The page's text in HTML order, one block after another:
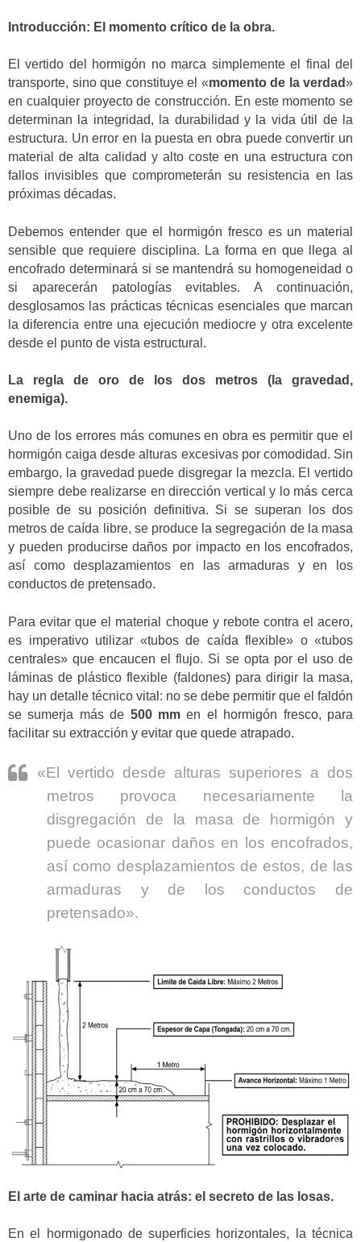
Introducción: El momento crítico de la obra.
El vertido del hormigón no marca simplemente el final del
transporte, sino que constituye el «momento de la verdad»
en cualquier proyecto de construcción. En este momento se
determinan la integridad, la durabilidad y la vida útil de la
estructura. Un error en la puesta en obra puede convertir un
material de alta calidad y alto coste en una estructura con
fallos invisibles que comprometerán su resistencia en las
próximas décadas.
Debemos entender que el hormigón fresco es un material
sensible que requiere disciplina. La forma en que llega al
encofrado determinará si se mantendrá su homogeneidad o
si aparecerán patologías evitables. A continuación,
desglosamos las prácticas técnicas esenciales que marcan
la diferencia entre una ejecución mediocre y otra excelente
desde el punto de vista estructural.
La regla de oro de los dos metros (la gravedad,
enemiga).
Uno de los errores más comunes en obra es permitir que el
hormigón caiga desde alturas excesivas por comodidad. Sin
embargo, la gravedad puede disgregar la mezcla. El vertido
siempre debe realizarse en dirección vertical y lo más cerca
posible de su posición definitiva. Si se superan los dos
metros de caída libre, se produce la segregación de la masa
y pueden producirse daños por impacto en los encofrados,
así como desplazamientos en las armaduras y en los
conductos de pretensado.
Para evitar que el material choque y rebote contra el acero,
es imperativo utilizar «tubos de caída flexible» o «tubos
centrales» que encaucen el flujo. Si se opta por el uso de
láminas de plástico flexible (faldones) para dirigir la masa,
hay un detalle técnico vital: no se debe permitir que el faldón
se sumerja más de 500 mm en el hormigón fresco, para
facilitar su extracción y evitar que quede atrapado.
«El vertido desde alturas superiores a dos
metros provoca necesariamente la
disgregación de la masa de hormigón y
puede ocasionar daños en los encofrados,
así como desplazamientos de estos, de las
armaduras y de los conductos de
pretensado».
El arte de caminar hacia atrás: el secreto de las losas.
En el hormigonado de superficies horizontales, la técnica